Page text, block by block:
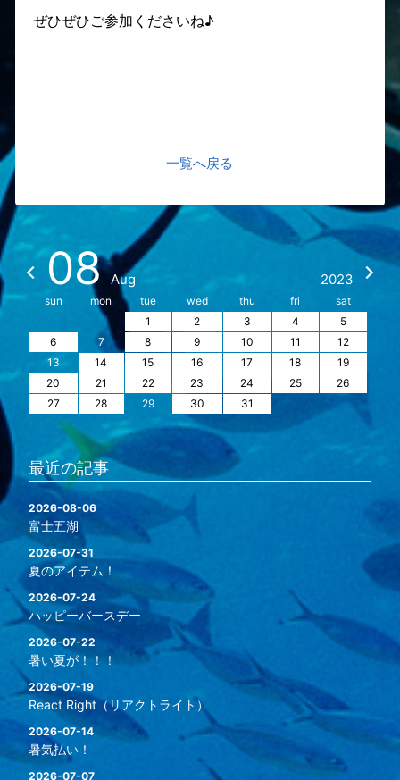
ぜひぜひご参加くださいね♪
一覧へ戻る
08 Aug 2023
sun mon tue wed thu fri
sat
1
2 3 4
5
6
7 8 9 10 11
12
13
14 15 16 17 18
19
20
21 22 23 24 25
26
27
28 29 30 31
最近の記事
2026-08-06
富士五湖
2026-07-31
夏のアイテム！
2026-07-24
ハッピーバースデー
2026-07-22
暑い夏が！！！
2026-07-19
React Right（リアクトライト）
2026-07-14
暑気払い！
2026-07-07